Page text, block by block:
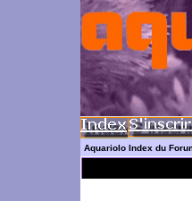
Aquariolo Index du